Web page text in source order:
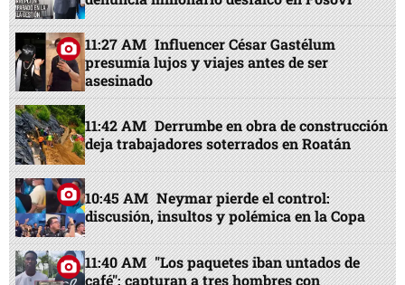
11:27 AM Influencer César Gastélum
presumía lujos y viajes antes de ser
asesinado
11:42 AM Derrumbe en obra de construcción
deja trabajadores soterrados en Roatán
10:45 AM Neymar pierde el control:
discusión, insultos y polémica en la Copa
11:40 AM "Los paquetes iban untados de
café": capturan a tres hombres con